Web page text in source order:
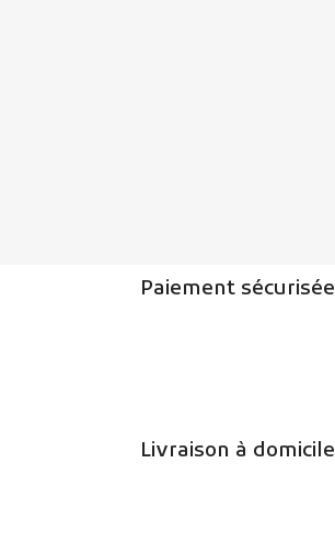
Paiement sécurisée
Livraison à domicile